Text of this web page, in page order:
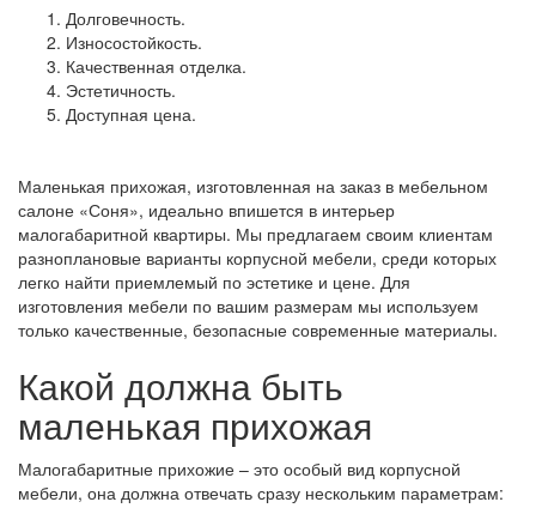
Долговечность.
Износостойкость.
Качественная отделка.
Эстетичность.
Доступная цена.
Маленькая прихожая, изготовленная на заказ в мебельном
салоне «Соня», идеально впишется в интерьер
малогабаритной квартиры. Мы предлагаем своим клиентам
разноплановые варианты корпусной мебели, среди которых
легко найти приемлемый по эстетике и цене. Для
изготовления мебели по вашим размерам мы используем
только качественные, безопасные современные материалы.
Какой должна быть
маленькая прихожая
Малогабаритные прихожие – это особый вид корпусной
мебели, она должна отвечать сразу нескольким параметрам: